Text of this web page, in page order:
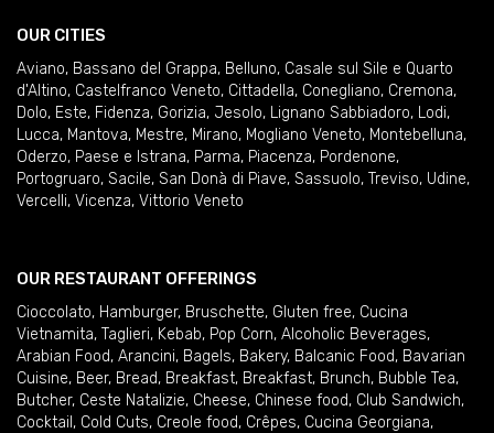
OUR CITIES
Aviano, Bassano del Grappa, Belluno, Casale sul Sile e Quarto
d'Altino, Castelfranco Veneto, Cittadella, Conegliano, Cremona,
Dolo, Este, Fidenza, Gorizia, Jesolo, Lignano Sabbiadoro, Lodi,
Lucca, Mantova, Mestre, Mirano, Mogliano Veneto, Montebelluna,
Oderzo, Paese e Istrana, Parma, Piacenza, Pordenone,
Portogruaro, Sacile, San Donà di Piave, Sassuolo, Treviso, Udine,
Vercelli, Vicenza, Vittorio Veneto
OUR RESTAURANT OFFERINGS
Cioccolato, Hamburger, Bruschette, Gluten free, Cucina
Vietnamita, Taglieri, Kebab, Pop Corn, Alcoholic Beverages,
Arabian Food, Arancini, Bagels, Bakery, Balcanic Food, Bavarian
Cuisine, Beer, Bread, Breakfast, Breakfast, Brunch, Bubble Tea,
Butcher, Ceste Natalizie, Cheese, Chinese food, Club Sandwich,
Cocktail , Cold Cuts, Creole food, Crêpes, Cucina Georgiana,